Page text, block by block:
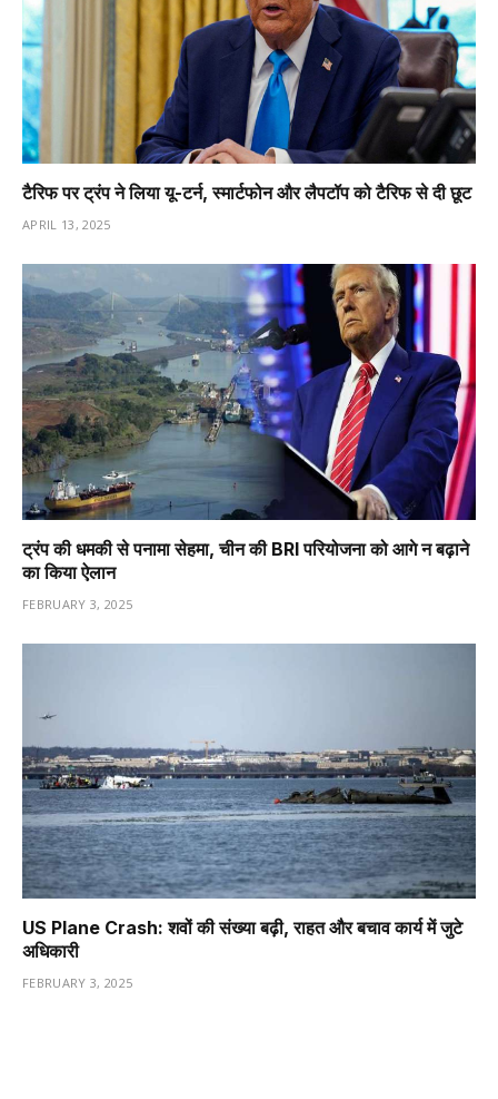
टैरिफ पर ट्रंप ने लिया यू-टर्न, स्मार्टफोन और लैपटॉप को टैरिफ से दी छूट
APRIL 13, 2025
ट्रंप की धमकी से पनामा सेहमा, चीन की BRI परियोजना को आगे न बढ़ाने
का किया ऐलान
FEBRUARY 3, 2025
US Plane Crash: शवों की संख्या बढ़ी, राहत और बचाव कार्य में जुटे
अधिकारी
FEBRUARY 3, 2025